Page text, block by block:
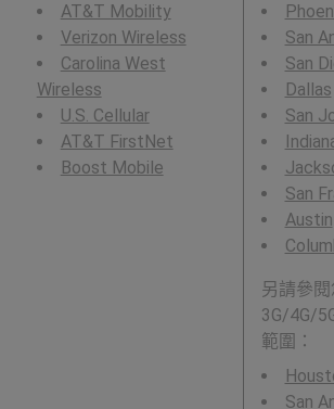
AT&T Mobility
Verizon Wireless
Carolina West
Wireless
U.S. Cellular
AT&T FirstNet
Boost Mobile
San
San
Dallas
San
San
Austin
另請參
3G/4G/
範圍：
San